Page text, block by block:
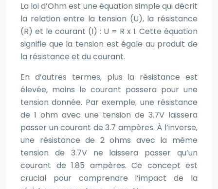
La loi d’Ohm est une équation simple qui décrit
la relation entre la tension (U), la résistance
(R) et le courant (I) : U = R x I. Cette équation
signifie que la tension est égale au produit de
la résistance et du courant.
En d’autres termes, plus la résistance est
élevée, moins le courant passera pour une
tension donnée. Par exemple, une résistance
de 1 ohm avec une tension de 3.7V laissera
passer un courant de 3.7 ampères. À l’inverse,
une résistance de 2 ohms avec la même
tension de 3.7V ne laissera passer qu’un
courant de 1.85 ampères. Ce concept est
crucial pour comprendre l’impact de la